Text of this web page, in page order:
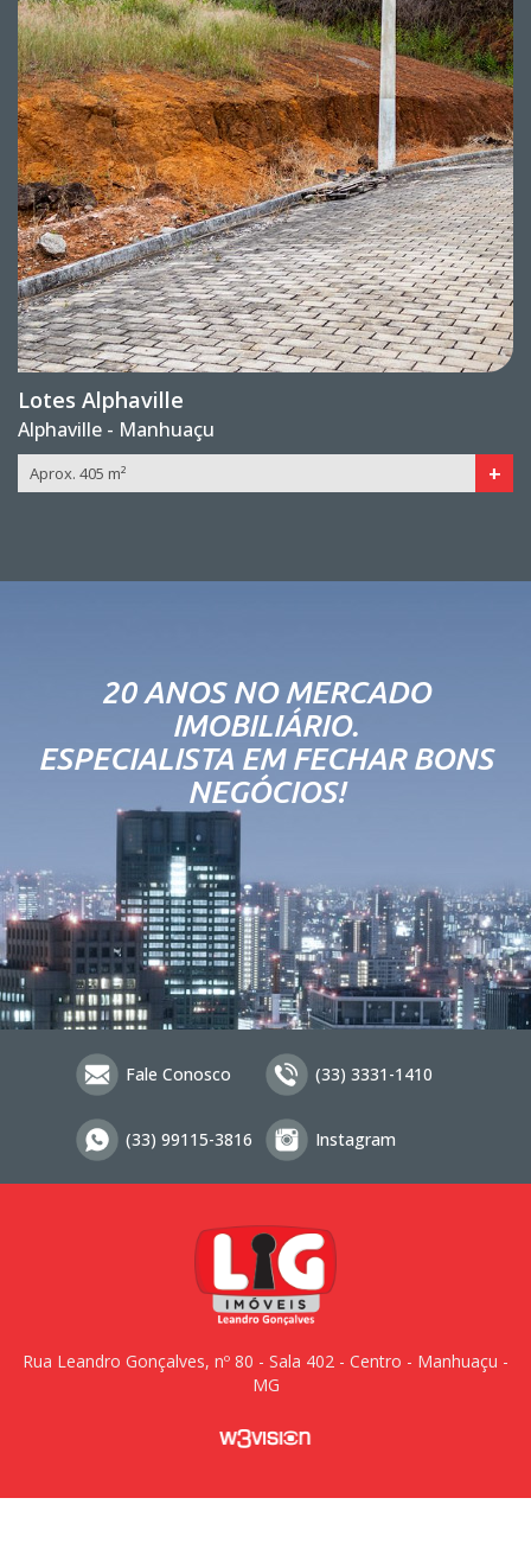
Lotes Alphaville
Alphaville - Manhuaçu
Aprox. 405 m² +
20 ANOS NO MERCADO
IMOBILIÁRIO.
ESPECIALISTA EM FECHAR BONS
NEGÓCIOS!
Fale Conosco (33) 3331-1410
(33) 99115-3816 Instagram
Rua Leandro Gonçalves, nº 80 - Sala 402 - Centro - Manhuaçu -
MG